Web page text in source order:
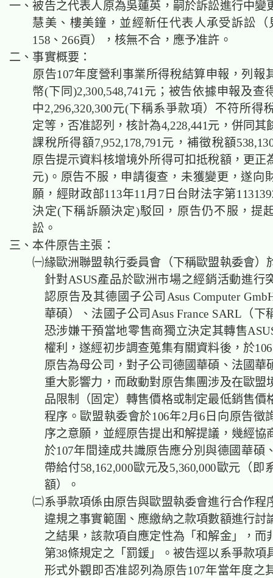
一、被告之代表人原為吳蓮英，嗣於訴訟進行中變
慧美、樓美鐘，並經新任代表人承受訴訟（
158、266頁），核無不合，應予准許。
二、事實概要：
原告107年度營利事業所得稅結算申報，列報
幣(下同)2,300,548,741元；被告依據申報及查
中2,296,320,300元(下稱系爭款項）不符所得
定等，否准認列，核計為4,228,441元，併同其
課稅所得額7,952,178,791元，補徵稅額
原告提示資料核增境外所得可扣抵稅額，更正
元)。原告不服，申請復查，未獲變更，遂向
願，經財政部113年11月7日台財法字第
決定(下稱訴願決定)駁回，原告仍不服，提
訟。
三、本件原告主張：
㈠緣歐洲聯盟執行委員會（下稱歐盟執委會）
針對ASUS產品於歐洲市場之經銷活動進行
認原告及其德國子公司Asus Computer
華碩）、法國子公司Asus France SARL（下
恐涉嫌干預當地零售商獨立決定其轉售
權利，遂經初步調查蒐集有關資料後，於
原告為母公司，對子公司德國華碩、法國華
重大影響力，而啟動對原告集團涉及在歐盟
品限制（固定）轉售價格或制定最低銷售價
程序。歐盟執委會於106年2月6日向原告徵
序之意願，並經原告提出和解提議，幾經協
於107年間達成共識原告應分別與德國華碩
帶給付58,162,000歐元及5,360,000歐元（即
額）。
㈡系爭款項係由原告與歐盟執委會進行合作程
違規之事實範圍、應繳納之款項數額進行討
之結果，該款項自應定性為「和解金」，而
第38條規定之「罰鍰」。被告逕以系爭款項
形式外觀即否准認列為原告107年當年度之